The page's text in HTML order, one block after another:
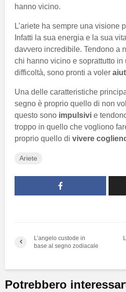
hanno vicino.
L’ariete ha sempre una visione
Infatti la sua energia e la sua
davvero incredibile. Tendono a
chi hanno vicino e soprattutto in
difficoltà, sono pronti a voler
Una delle caratteristiche
segno è proprio quello di non
questo sono impulsivi e
troppo in quello che vogliono
proprio quello di vivere
Ariete
L’angelo custode in
base al segno zodiacale
Potrebbero